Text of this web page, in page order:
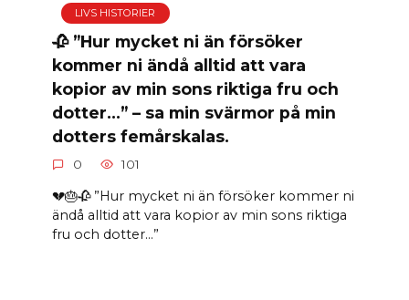
LIVS HISTORIER
🥀 ”Hur mycket ni än försöker
kommer ni ändå alltid att vara
kopior av min sons riktiga fru och
dotter…” – sa min svärmor på min
dotters femårskalas.
0 101
💔🎂🥀 ”Hur mycket ni än försöker kommer ni
ändå alltid att vara kopior av min sons riktiga
fru och dotter…”